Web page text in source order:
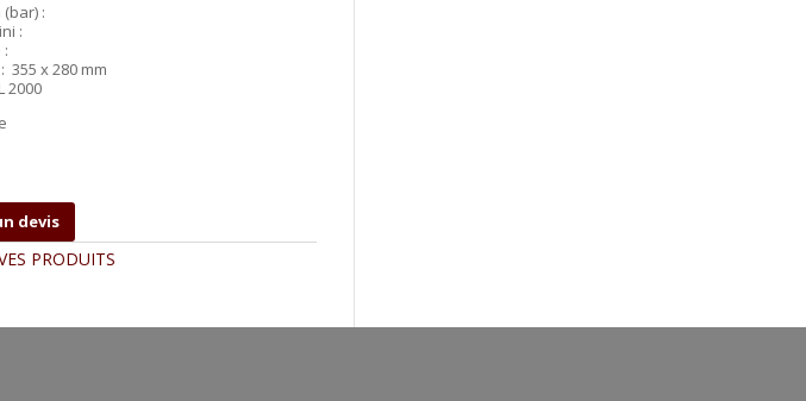
:
:
355 x 280 mm
2000
devis
PRODUITS